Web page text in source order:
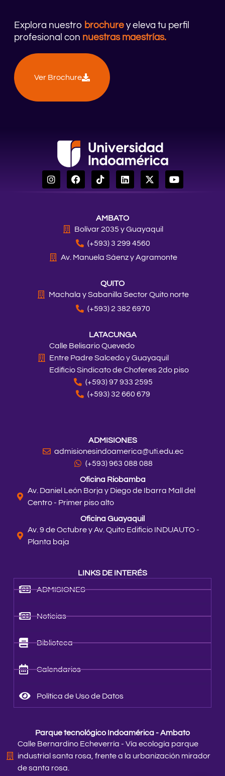
Explora nuestro brochurey eleva tu perfil
profesional con nuestras maestrías.
Ver Brochure
I
n
F
a
c
o
k
T
i
k
k
L
i
n
d
i
X
-
t
t
r
Y
o
LINKS DE INTERÉS
ADMISIONES
Noticias
Biblioteca
Calendarios
Política de Uso de Datos
Parque tecnológico Indoamérica - Ambato
Calle Bernardino Echeverría - Vía ecología parque
industrial santa rosa, frente a la urbanización mirador
de santa rosa.
AMBATO
Bolívar 2035 y Guayaquil
(+593) 3 299 4560
Av. Manuela Sáenz y Agramonte
QUITO
Machala y Sabanilla Sector Quito norte
(+593) 2 382 6970
LATACUNGA
Calle Belisario Quevedo
Entre Padre Salcedo y Guayaquil
Edificio Sindicato de Choferes 2do piso
(+593) 97 933 2595
(+593) 32 660 679
ADMISIONES
admisionesindoamerica@uti.edu.ec
(+593) 963 088 088
Oficina Riobamba
Av. Daniel León Borja y Diego de Ibarra Mall del
Centro - Primer piso alto
Oficina Guayaquil
Av. 9 de Octubre y Av. Quito Edificio INDUAUTO -
Planta baja